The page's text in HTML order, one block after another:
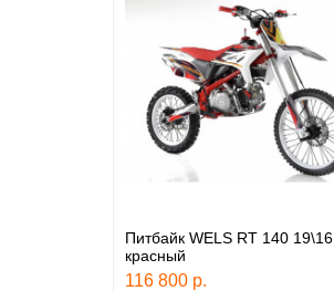
Питбайк WELS RT 140 19\16
красный
116 800 р.